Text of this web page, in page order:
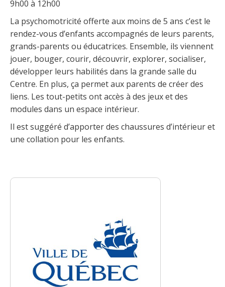
9h00 à 12h00
La psychomotricité offerte aux moins de 5 ans c’est le
rendez-vous d’enfants accompagnés de leurs parents,
grands-parents ou éducatrices. Ensemble, ils viennent
jouer, bouger, courir, découvrir, explorer, socialiser,
développer leurs habilités dans la grande salle du
Centre. En plus, ça permet aux parents de créer des
liens. Les tout-petits ont accès à des jeux et des
modules dans un espace intérieur.
Il est suggéré d’apporter des chaussures d’intérieur et
une collation pour les enfants.